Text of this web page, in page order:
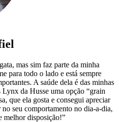
mas sim faz parte da minha
para todo o lado e está sempre
A saúde dela é das minhas
da Husse uma opção “grain
que ela gosta e consegui apreciar
seu comportamento no dia-a-dia,
melhor disposição!”